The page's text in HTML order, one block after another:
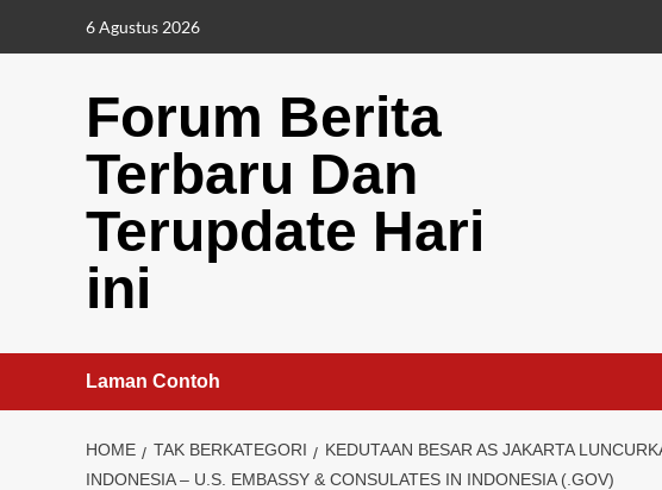
6 Agustus 2026
Forum Berita
Terbaru Dan
Terupdate Hari
ini
Laman Contoh
HOME TAK BERKATEGORI
KEDUTAAN BESAR AS JAKARTA
INDONESIA – U.S. EMBASSY & CONSULATES IN INDONESIA (.GOV)